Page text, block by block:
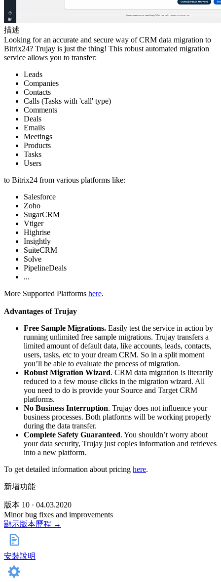
描述
Looking for an accurate and secure way of CRM data migration to
Bitrix24? Trujay is just the thing! This robust automated migration
service allows you to transfer:
Leads
Companies
Contacts
Calls (Tasks with 'call' type)
Comments
Deals
Emails
Meetings
Products
Tasks
Users
to Bitrix24 from various platforms like:
Salesforce
Zoho
SugarCRM
Vtiger
Highrise
Insightly
SuiteCRM
Solve
PipelineDeals
...
More Supported Platforms here.
Advantages of Trujay
Free Sample Migrations. Easily test the service in action by
running unlimited free sample migrations. Trujay transfers a
limited amount of default data, like accounts, leads, contacts,
users, tasks, etc to your dream CRM. So in a split moment
you’ll be able to evaluate the process of migration.
Robust Migration Wizard. CRM data migration is literarily
reduced to a few mouse clicks in the migration wizard. All
you need to do is provide your Source and Target CRM
platforms.
No Business Interruption. Trujay does not influence your
business processes. Both platforms will be working properly
during the data transfer.
Complete Safety Guaranteed. You shouldn’t worry about
your data security, Trujay just copies information and retrieves
into a new platform.
To get detailed information about pricing here.
新增功能
版本 10 · 04.03.2020
Minor bug fixes and improvements
顯示版本歷程 →
安裝說明